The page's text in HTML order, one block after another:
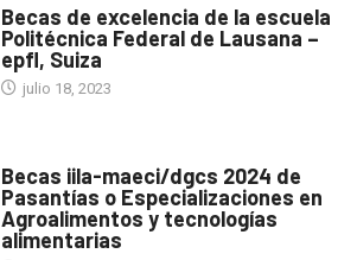
Becas de excelencia de la escuela
Politécnica Federal de Lausana –
epfl, Suiza
julio 18, 2023
Becas iila-maeci/dgcs 2024 de
Pasantías o Especializaciones en
Agroalimentos y tecnologías
alimentarias